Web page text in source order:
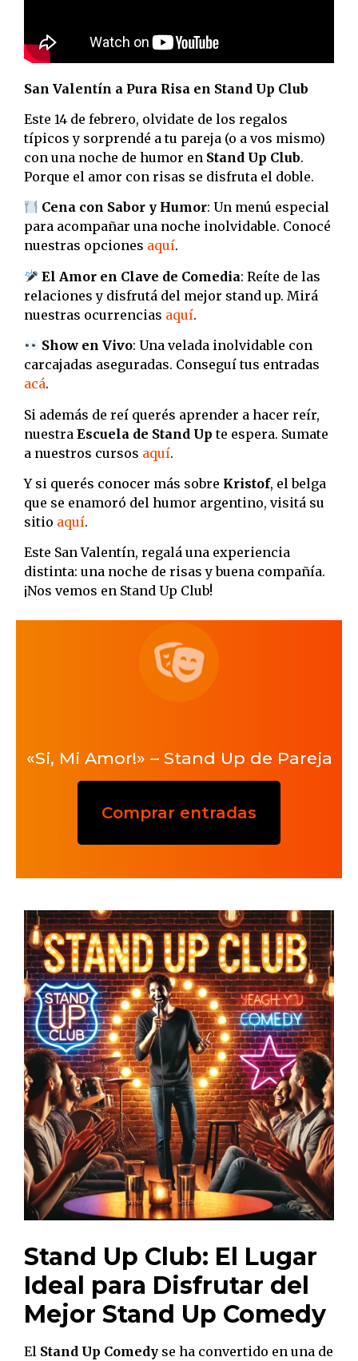
San Valentín a Pura Risa en Stand Up Club
Este 14 de febrero, olvidate de los regalos
típicos y sorprendé a tu pareja (o a vos mismo)
con una noche de humor en Stand Up Club.
Porque el amor con risas se disfruta el doble.
Cena con Sabor y Humor: Un menú especial
para acompañar una noche inolvidable. Conocé
nuestras opciones aquí.
El Amor en Clave de Comedia: Reíte de las
relaciones y disfrutá del mejor stand up. Mirá
nuestras ocurrencias aquí.
Show en Vivo: Una velada inolvidable con
carcajadas aseguradas. Conseguí tus entradas
acá.
Si además de reí querés aprender a hacer reír,
nuestra Escuela de Stand Up te espera. Sumate
a nuestros cursos aquí.
Y si querés conocer más sobre Kristof, el belga
que se enamoró del humor argentino, visitá su
sitio aquí.
Este San Valentín, regalá una experiencia
distinta: una noche de risas y buena compañía.
¡Nos vemos en Stand Up Club!
«Si, Mi Amor!» – Stand Up de Pareja
Comprar entradas
Stand Up Club: El Lugar
Ideal para Disfrutar del
Mejor Stand Up Comedy
El Stand Up Comedy se ha convertido en una de